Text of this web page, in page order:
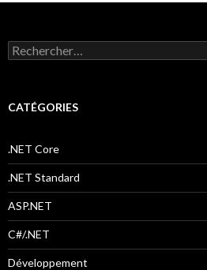
R
e
e
h
e
r
:
CATÉGORIES
.NET Core
.NET Standard
ASP.NET
C#/.NET
Développement